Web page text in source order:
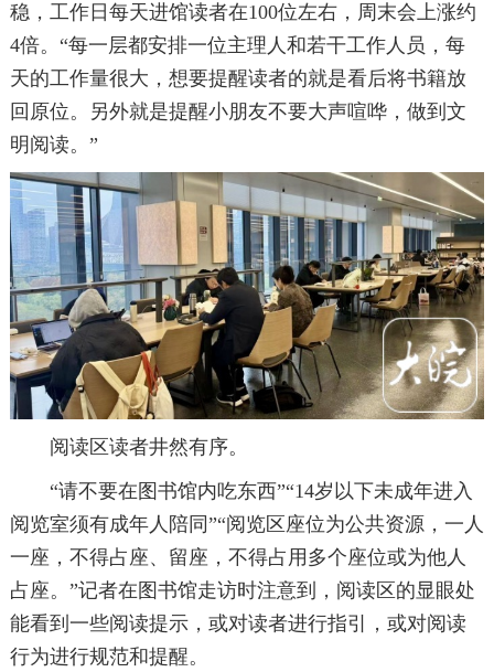
稳，工作日每天进馆读者在100位左右，周末会上涨约
4倍。“每一层都安排一位主理人和若干工作人员，每
天的工作量很大，想要提醒读者的就是看后将书籍放
回原位。另外就是提醒小朋友不要大声喧哗，做到文
明阅读。”
阅读区读者井然有序。
“请不要在图书馆内吃东西”“14岁以下未成年进入
阅览室须有成年人陪同”“阅览区座位为公共资源，一人
一座，不得占座、留座，不得占用多个座位或为他人
占座。”记者在图书馆走访时注意到，阅读区的显眼处
能看到一些阅读提示，或对读者进行指引，或对阅读
行为进行规范和提醒。